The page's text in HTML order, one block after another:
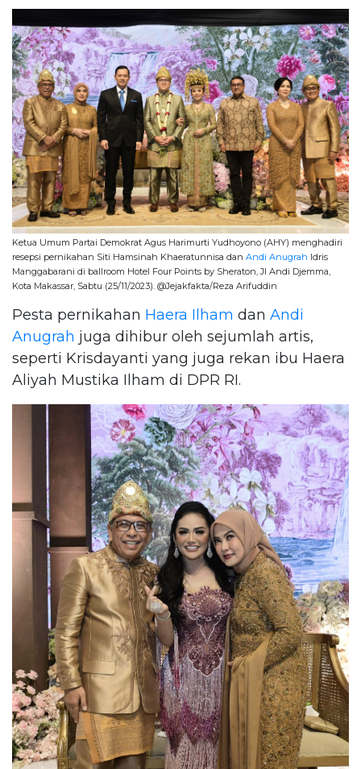
Ketua Umum Partai Demokrat Agus Harimurti Yudhoyono (AHY) menghadiri
resepsi pernikahan Siti Hamsinah Khaeratunnisa dan Andi Anugrah Idris
Manggabarani di ballroom Hotel Four Points by Sheraton, Jl Andi Djemma,
Kota Makassar, Sabtu (25/11/2023). @Jejakfakta/Reza Arifuddin
Pesta pernikahan Haera Ilham dan Andi
Anugrah juga dihibur oleh sejumlah artis,
seperti Krisdayanti yang juga rekan ibu Haera
Aliyah Mustika Ilham di DPR RI.